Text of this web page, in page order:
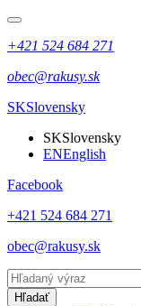
+421 524 684 271
obec@rakusy.sk
SKSlovensky
SKSlovensky
ENEnglish
Facebook
+421 524 684 271
obec@rakusy.sk
Hľadať